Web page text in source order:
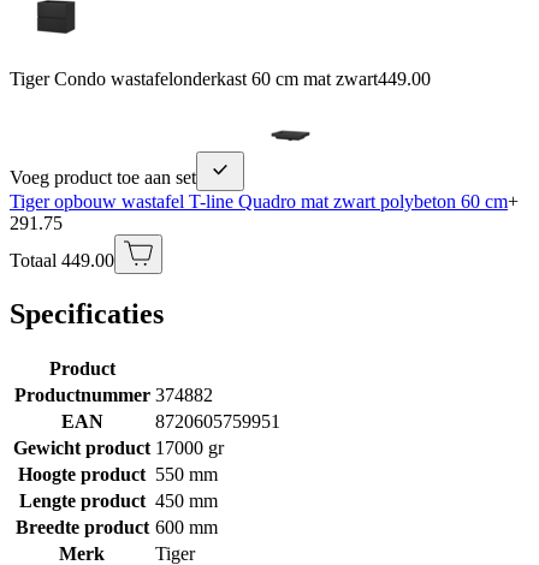
Tiger Condo wastafelonderkast 60 cm mat zwart449.00
Voeg product toe aan set
Tiger opbouw wastafel T-line Quadro mat zwart polybeton 60 cm+
291.75
Totaal 449.00
Specificaties
Product
Productnummer 374882
EAN
8720605759951
Gewicht product 17000 gr
Hoogte product 550 mm
Lengte product 450 mm
Breedte product 600 mm
Merk
Tiger